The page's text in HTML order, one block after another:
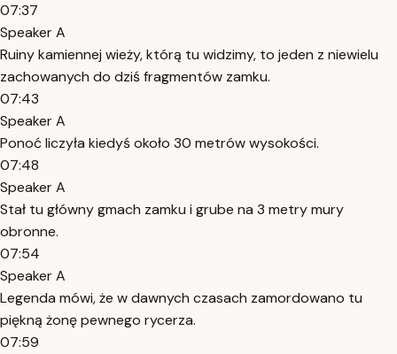
07:37
Speaker A
Ruiny kamiennej wieży, którą tu widzimy, to jeden z niewielu
zachowanych do dziś fragmentów zamku.
07:43
Speaker A
Ponoć liczyła kiedyś około 30 metrów wysokości.
07:48
Speaker A
Stał tu główny gmach zamku i grube na 3 metry mury
obronne.
07:54
Speaker A
Legenda mówi, że w dawnych czasach zamordowano tu
piękną żonę pewnego rycerza.
07:59